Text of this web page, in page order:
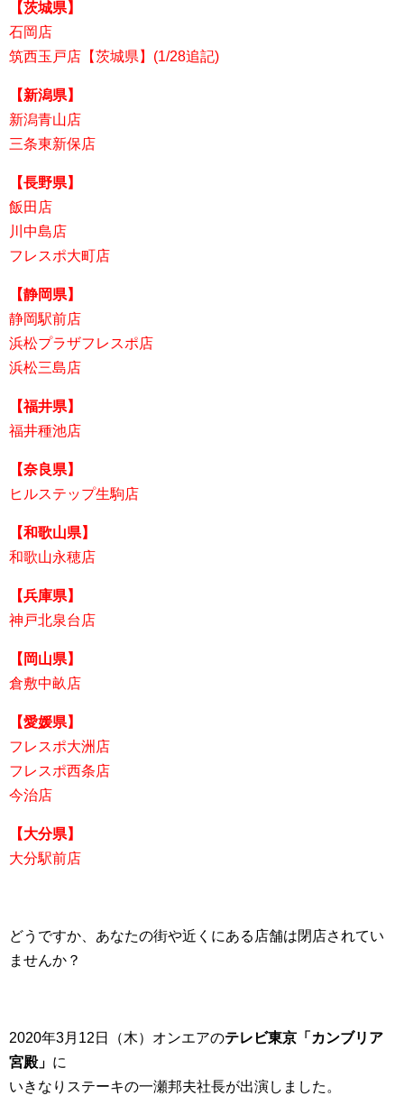
【茨城県】
石岡店
筑西玉戸店【茨城県】(1/28追記)
【新潟県】
新潟青山店
三条東新保店
【長野県】
飯田店
川中島店
フレスポ大町店
【静岡県】
静岡駅前店
浜松プラザフレスポ店
浜松三島店
【福井県】
福井種池店
【奈良県】
ヒルステップ生駒店
【和歌山県】
和歌山永穂店
【兵庫県】
神戸北泉台店
【岡山県】
倉敷中畝店
【愛媛県】
フレスポ大洲店
フレスポ西条店
今治店
【大分県】
大分駅前店
どうですか、あなたの街や近くにある店舗は閉店されてい
ませんか？
2020年3月12日（木）オンエアのテレビ東京「カンブリア
宮殿」 に
いきなりステーキの一瀬邦夫社長が出演しました。